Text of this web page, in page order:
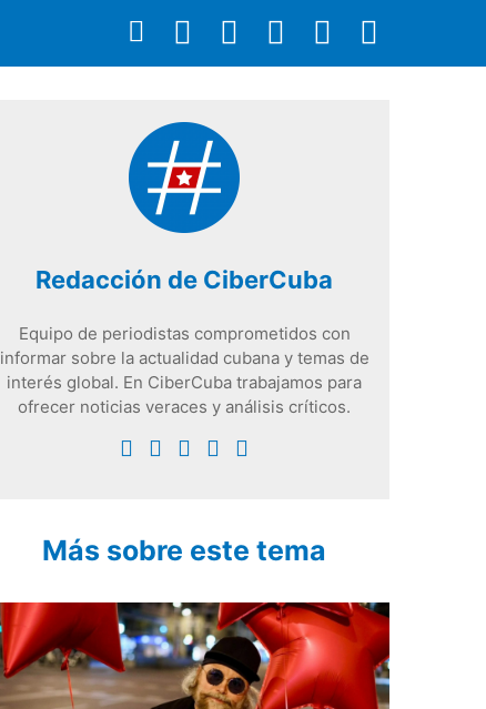
Redacción de CiberCuba
Equipo de periodistas comprometidos con
informar sobre la actualidad cubana y temas de
interés global. En CiberCuba trabajamos para
ofrecer noticias veraces y análisis críticos.
Más sobre este tema